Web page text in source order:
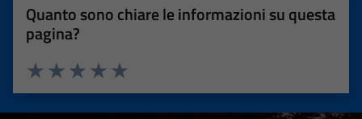
Quanto sono chiare le informazioni su questa
pagina?
Valuta 5 stelle su 5
Valuta 4 stelle su 5
Valuta 3 stelle su 5
Valuta 2 stelle su 5
Valuta 1 stelle su 5